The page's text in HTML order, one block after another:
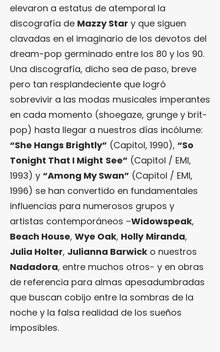
elevaron a estatus de atemporal la
discografía de Mazzy Star y que siguen
clavadas en el imaginario de los devotos del
dream-pop germinado entre los 80 y los 90.
Una discografía, dicho sea de paso, breve
pero tan resplandeciente que logró
sobrevivir a las modas musicales imperantes
en cada momento (shoegaze, grunge y brit-
pop) hasta llegar a nuestros días incólume:
“She Hangs Brightly” (Capitol, 1990), “So
Tonight That I Might See” (Capitol / EMI,
1993) y “Among My Swan” (Capitol / EMI,
1996) se han convertido en fundamentales
influencias para numerosos grupos y
artistas contemporáneos –Widowspeak,
Beach House, Wye Oak, Holly Miranda,
Julia Holter, Julianna Barwick o nuestros
Nadadora, entre muchos otros- y en obras
de referencia para almas apesadumbradas
que buscan cobijo entre la sombras de la
noche y la falsa realidad de los sueños
imposibles.